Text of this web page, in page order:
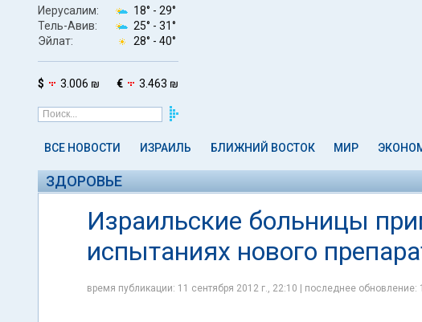
Иерусалим: 18° - 29°
Тель-Авив:
25° - 31°
Эйлат:
28° - 40°
$ 3.006 ₪ € 3.463 ₪
ВСЕ НОВОСТИ ИЗРАИЛЬ БЛИЖНИЙ ВОСТОК МИР
ЗДОРОВЬЕ
Израильские больницы
испытаниях нового
время публикации: 11 сентября 2012 г., 22:10 | последнее обновление: